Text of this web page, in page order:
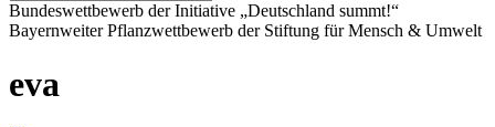
Bundeswettbewerb der Initiative „Deutschland summt!“
Bayernweiter Pflanzwettbewerb der Stiftung für Mensch & Umwelt
eva